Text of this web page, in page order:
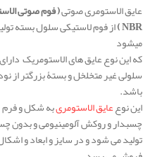
عایق الاستومری صوتی( فوم صوتی
NBR
)از فوم لاستیکی سلول بسته
میشود
که این نوع عایق های الاستومریک
سلولی غیر متخلخل و بستۀ بزرگتر از
باشد.
این نوععایق الاستومریبه شکل و
چسبدار و روکش آلومینیومی و بدون
تولید می شود و در سایز و ابعاد و